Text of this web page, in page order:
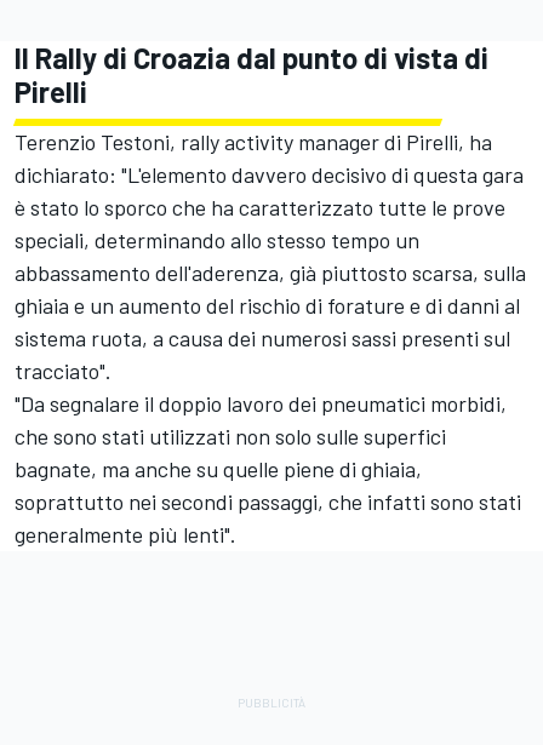
Il Rally di Croazia dal punto di vista di
Pirelli
Terenzio Testoni, rally activity manager di Pirelli, ha
dichiarato: "L'elemento davvero decisivo di questa gara
è stato lo sporco che ha caratterizzato tutte le prove
speciali, determinando allo stesso tempo un
abbassamento dell'aderenza, già piuttosto scarsa, sulla
ghiaia e un aumento del rischio di forature e di danni al
sistema ruota, a causa dei numerosi sassi presenti sul
tracciato".
"Da segnalare il doppio lavoro dei pneumatici morbidi,
che sono stati utilizzati non solo sulle superfici
bagnate, ma anche su quelle piene di ghiaia,
soprattutto nei secondi passaggi, che infatti sono stati
generalmente più lenti".